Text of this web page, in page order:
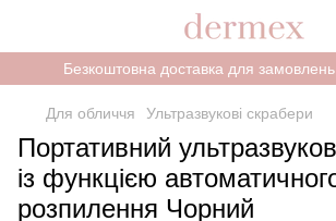
Безкоштовна доставка для замовлень
Для обличчя Ультразвукові скрабери
Портативний
із функцією
розпилення Чорний